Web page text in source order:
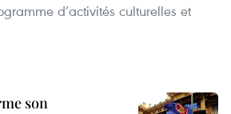
d’activités culturelles et
son